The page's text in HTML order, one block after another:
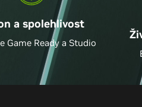
a spolehlivost
Game Ready a Studio